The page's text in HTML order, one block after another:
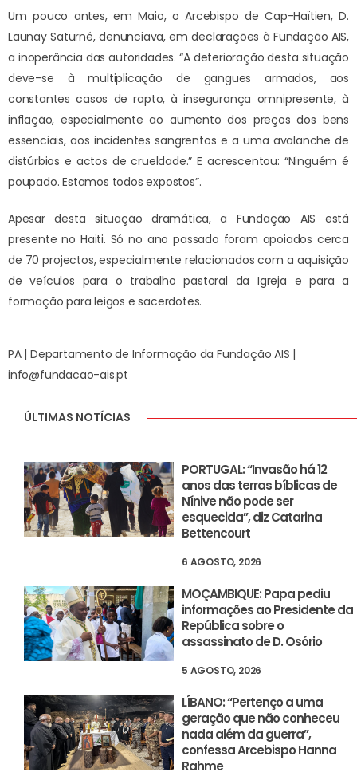
Um pouco antes, em Maio, o Arcebispo de Cap-Haïtien, D.
Launay Saturné, denunciava, em declarações à Fundação AIS,
a inoperância das autoridades. “A deterioração desta situação
deve-se à multiplicação de gangues armados, aos
constantes casos de rapto, à insegurança omnipresente, à
inflação, especialmente ao aumento dos preços dos bens
essenciais, aos incidentes sangrentos e a uma avalanche de
distúrbios e actos de crueldade.” E acrescentou: “Ninguém é
poupado. Estamos todos expostos”.
Apesar desta situação dramática, a Fundação AIS está
presente no Haiti. Só no ano passado foram apoiados cerca
de 70 projectos, especialmente relacionados com a aquisição
de veículos para o trabalho pastoral da Igreja e para a
formação para leigos e sacerdotes.
PA | Departamento de Informação da Fundação AIS |
info@fundacao-ais.pt
ÚLTIMAS NOTÍCIAS
PORTUGAL: “Invasão há 12
anos das terras bíblicas de
Nínive não pode ser
esquecida”, diz Catarina
Bettencourt
6 AGOSTO, 2026
MOÇAMBIQUE: Papa pediu
informações ao Presidente da
República sobre o
assassinato de D. Osório
5 AGOSTO, 2026
LÍBANO: “Pertenço a uma
geração que não conheceu
nada além da guerra”,
confessa Arcebispo Hanna
Rahme